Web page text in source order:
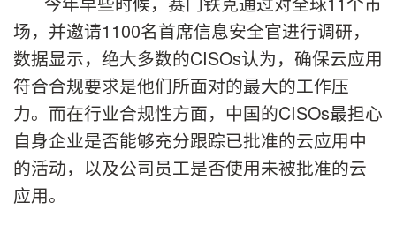
场，并邀请1100名首席信息安全官进行调研，
数据显示，绝大多数的CISOs认为，确保云应用
符合合规要求是他们所面对的最大的工作压
力。而在行业合规性方面，中国的CISOs最担心
自身企业是否能够充分跟踪已批准的云应用中
的活动，以及公司员工是否使用未被批准的云
应用。